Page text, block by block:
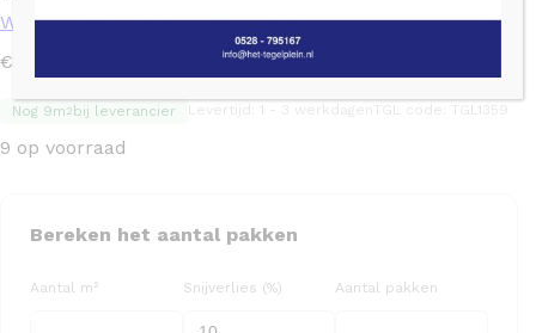
Wandtegels
€
Nog 9m2bij leverancier
9 op voorraad
Bereken het aantal pakken
Aantal m² Snijverlies (%) Aantal pakken